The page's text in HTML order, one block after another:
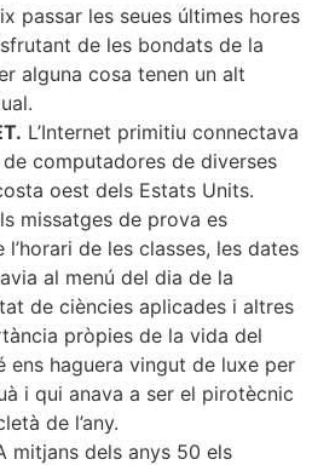
passar les seues últimes hores
de les bondats de la
alguna cosa tenen un alt
L’Internet primitiu connectava
computadores de diverses
oest dels Estats Units.
missatges de prova es
de les classes, les dates
al menú del dia de la
de ciències aplicades i altres
pròpies de la vida del
ens haguera vingut de luxe per
i qui anava a ser el pirotècnic
de l’any.
mitjans dels anys 50 els